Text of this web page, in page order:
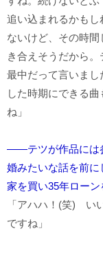
追い込まれるかも
ないけど、その時
き合えそうだから
最中だって言いまし
した時期にできる
ね」
――テツが作品には
婚みたいな話を前
家を買い35年ローン
「アハハ！(笑) い
ですね」